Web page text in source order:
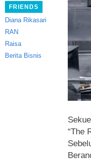
FRIENDS
Diana Rikasari
RAN
Raisa
Berita Bisnis
“The